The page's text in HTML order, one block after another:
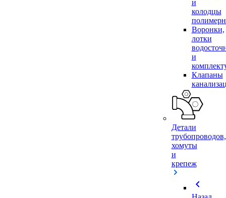
и
колодцы
Воронки,
лотки
и
Клапаны
Детали
трубопроводов,
хомуты
и
крепеж
chevron_left